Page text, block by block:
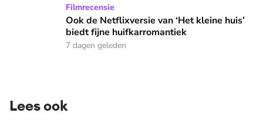
Ook de Netflixversie van ‘Het kleine huis’ biedt fijne
Filmrecensie
Ook de Netflixversie van ‘Het kleine huis’
biedt fijne huifkarromantiek
7 dagen geleden
Lees ook